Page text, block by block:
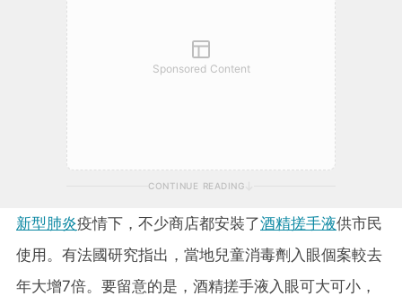
Sponsored Content
CONTINUE READING
新型肺炎疫情下，不少商店都安裝了酒精搓手液供市民
使用。有法國研究指出，當地兒童消毒劑入眼個案較去
年大增7倍。要留意的是，酒精搓手液入眼可大可小，